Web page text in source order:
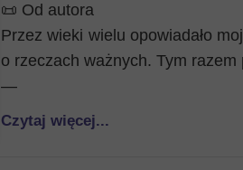
📜 Od autora
Przez wieki wielu opowiadało
o rzeczach ważnych. Tym
—
Czytaj więcej...